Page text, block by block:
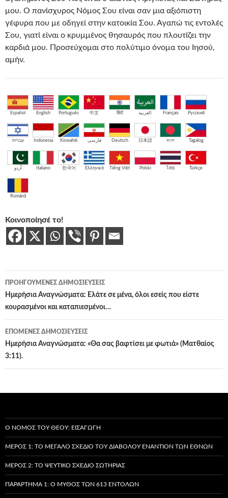
μου. Ο πανίσχυρος Νόμος Σου είναι σαν μια αξιόπιστη
γέφυρα που με οδηγεί στην κατοικία Σου. Αγαπώ τις εντολές
Σου, γιατί είναι ο κρυμμένος θησαυρός που πλουτίζει την
καρδιά μου. Προσεύχομαι στο πολύτιμο όνομα του Ιησού,
αμήν.
Español English Português 中文 हिंदी العربية Français Русский
עברית Indonesia Kiswahili فارسی Deutsch 日本語 বাংলা Tagalog
اُردو Italiano 한국어 Ελληνικά Tiếng Việt Polski ไทย Türkçe
Română
Κοινοποίησέ το!
Πλοήγηση
άρθρων
ΠΡΟΗΓΟΎΜΕΝΕΣ ΔΗΜΟΣΙΕΎΣΕΙΣ
Ημερήσια Αναγνώσματα: Ελάτε σε μένα, όλοι εσείς που είστε
κουρασμένοι και καταπιεσμένοι…
ΕΠΌΜΕΝΕΣ ΔΗΜΟΣΙΕΎΣΕΙΣ
Ημερήσια Αναγνώσματα: «Θα σας βαφτίσει με φωτιά» (Ματθαίος
3:11).
Ο ΝΌΜΟΣ ΤΟΥ ΘΕΟΎ: ΕΙΣΑΓΩΓΉ
ΜΈΡΟΣ 1: ΤΟ ΜΕΓΆΛΟ ΣΧΈΔΙΟ ΤΟΥ ΔΙΑΒΌΛΟΥ ΕΝΑΝΤΊΟΝ ΤΩΝ ΕΘΝΏΝ
ΜΈΡΟΣ 2: ΤΟ ΨΕΎΤΙΚΟ ΣΧΈΔΙΟ ΣΩΤΗΡΊΑΣ
ΠΑΡΆΡΤΗΜΑ 1: Ο ΜΎΘΟΣ ΤΩΝ 613 ΕΝΤΟΛΏΝ